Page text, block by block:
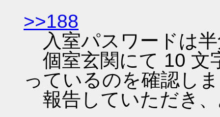
>>188
入室パスワードは
個室玄関にて 10 文
っているのを確認し
報告していただき